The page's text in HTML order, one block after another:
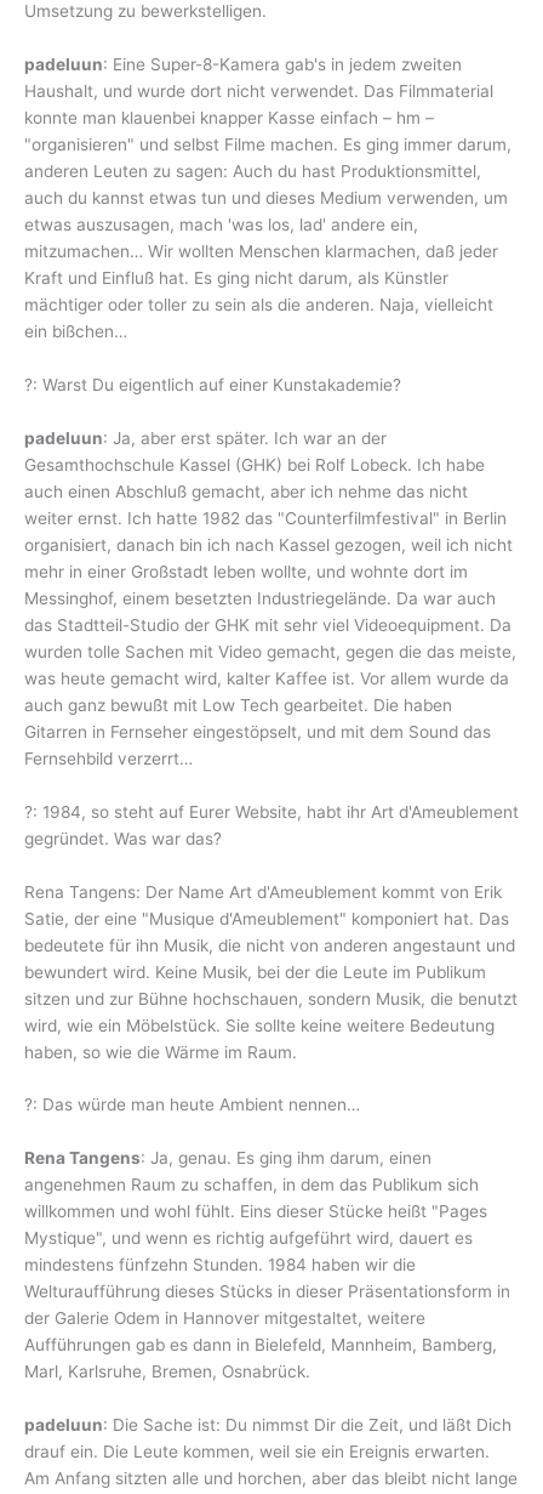
Umsetzung zu bewerkstelligen.
padeluun: Eine Super-8-Kamera gab's in jedem zweiten
Haushalt, und wurde dort nicht verwendet. Das Filmmaterial
konnte man klauenbei knapper Kasse einfach – hm –
"organisieren" und selbst Filme machen. Es ging immer darum,
anderen Leuten zu sagen: Auch du hast Produktionsmittel,
auch du kannst etwas tun und dieses Medium verwenden, um
etwas auszusagen, mach 'was los, lad' andere ein,
mitzumachen… Wir wollten Menschen klarmachen, daß jeder
Kraft und Einfluß hat. Es ging nicht darum, als Künstler
mächtiger oder toller zu sein als die anderen. Naja, vielleicht
ein bißchen…
?: Warst Du eigentlich auf einer Kunstakademie?
padeluun: Ja, aber erst später. Ich war an der
Gesamthochschule Kassel (GHK) bei Rolf Lobeck. Ich habe
auch einen Abschluß gemacht, aber ich nehme das nicht
weiter ernst. Ich hatte 1982 das "Counterfilmfestival" in Berlin
organisiert, danach bin ich nach Kassel gezogen, weil ich nicht
mehr in einer Großstadt leben wollte, und wohnte dort im
Messinghof, einem besetzten Industriegelände. Da war auch
das Stadtteil-Studio der GHK mit sehr viel Videoequipment. Da
wurden tolle Sachen mit Video gemacht, gegen die das meiste,
was heute gemacht wird, kalter Kaffee ist. Vor allem wurde da
auch ganz bewußt mit Low Tech gearbeitet. Die haben
Gitarren in Fernseher eingestöpselt, und mit dem Sound das
Fernsehbild verzerrt…
?: 1984, so steht auf Eurer Website, habt ihr Art d'Ameublement
gegründet. Was war das?
Rena Tangens: Der Name Art d'Ameublement kommt von Erik
Satie, der eine "Musique d'Ameublement" komponiert hat. Das
bedeutete für ihn Musik, die nicht von anderen angestaunt und
bewundert wird. Keine Musik, bei der die Leute im Publikum
sitzen und zur Bühne hochschauen, sondern Musik, die benutzt
wird, wie ein Möbelstück. Sie sollte keine weitere Bedeutung
haben, so wie die Wärme im Raum.
?: Das würde man heute Ambient nennen…
Rena Tangens: Ja, genau. Es ging ihm darum, einen
angenehmen Raum zu schaffen, in dem das Publikum sich
willkommen und wohl fühlt. Eins dieser Stücke heißt "Pages
Mystique", und wenn es richtig aufgeführt wird, dauert es
mindestens fünfzehn Stunden. 1984 haben wir die
Welturaufführung dieses Stücks in dieser Präsentationsform in
der Galerie Odem in Hannover mitgestaltet, weitere
Aufführungen gab es dann in Bielefeld, Mannheim, Bamberg,
Marl, Karlsruhe, Bremen, Osnabrück.
padeluun: Die Sache ist: Du nimmst Dir die Zeit, und läßt Dich
drauf ein. Die Leute kommen, weil sie ein Ereignis erwarten.
Am Anfang sitzten alle und horchen, aber das bleibt nicht lange